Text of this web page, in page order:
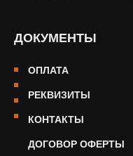
ДОКУМЕНТЫ
ОПЛАТА
РЕКВИЗИТЫ
КОНТАКТЫ
ДОГОВОР ОФЕРТЫ